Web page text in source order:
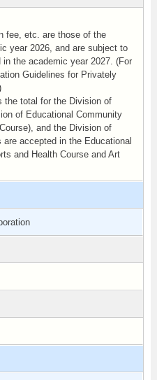
fee, etc. are those of the
year 2026, and are subject to
the academic year 2027. (For
Guidelines for Privately
the total for the Division of
of Educational Community
and the Division of
accepted in the Educational
and Health Course and Art